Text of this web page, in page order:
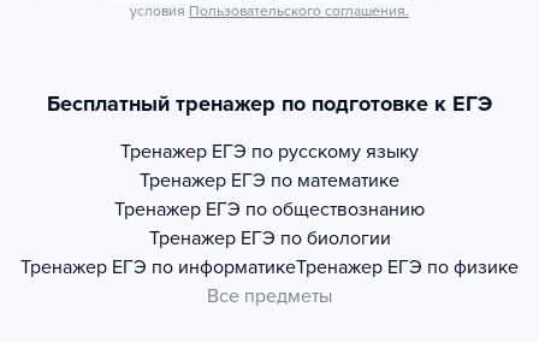
условия Пользовательского соглашения.
Бесплатный тренажер по подготовке к ЕГЭ
Тренажер ЕГЭ по русскому языку
Тренажер ЕГЭ по математике
Тренажер ЕГЭ по обществознанию
Тренажер ЕГЭ по биологии
Тренажер ЕГЭ по информатикеТренажер ЕГЭ по физике
Все предметы